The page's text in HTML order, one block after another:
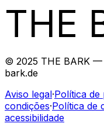
THE
© 2025 THE BARK —
bark.de
Aviso legal·Política de
condições·Política de
acessibilidade